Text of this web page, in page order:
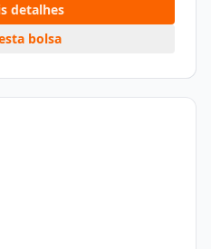
detalhes
bolsa